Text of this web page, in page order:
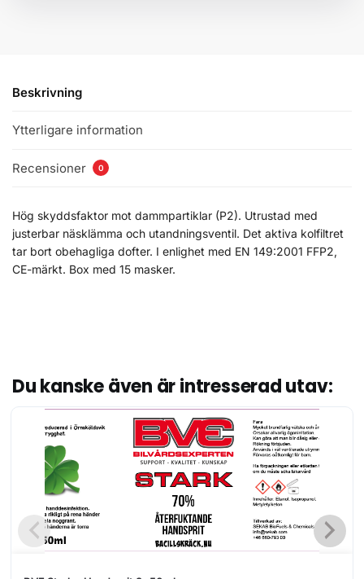
Beskrivning
Ytterligare information
Recensioner 0
Hög skyddsfaktor mot dammpartiklar (P2). Utrustad med
justerbar näsklämma och utandningsventil. Det aktiva kolfiltret
tar bort obehagliga dofter. I enlighet med EN 149:2001 FFP2,
CE-märkt. Box med 15 masker.
Du kanske även är intresserad utav: